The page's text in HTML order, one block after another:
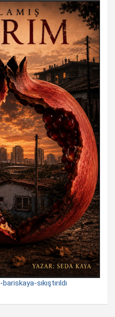
sıkıştırıldı